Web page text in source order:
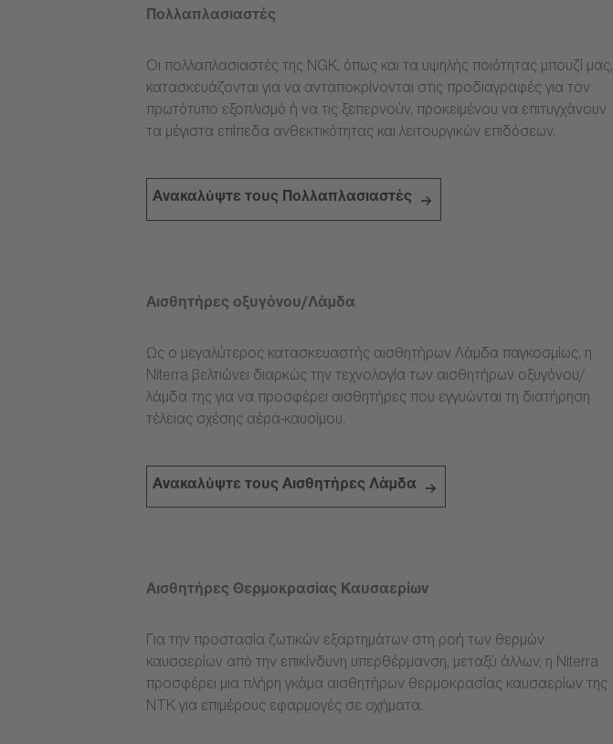
Πολλαπλασιαστές
Οι πολλαπλασιαστές της NGK, όπως και τα υψηλής ποιότητας μπουζί μας,
κατασκευάζονται για να ανταποκρίνονται στις προδιαγραφές για τον
πρωτότυπο εξοπλισμό ή να τις ξεπερνούν, προκειμένου να επιτυγχάνουν
τα μέγιστα επίπεδα ανθεκτικότητας και λειτουργικών επιδόσεων.
Ανακαλύψτε τους Πολλαπλασιαστές
Αισθητήρες οξυγόνου/Λάμδα
Ως ο μεγαλύτερος κατασκευαστής αισθητήρων Λάμδα παγκοσμίως, η
Niterra βελτιώνει διαρκώς την τεχνολογία των αισθητήρων οξυγόνου/
λάμδα της για να προσφέρει αισθητήρες που εγγυώνται τη διατήρηση
τέλειας σχέσης αέρα-καυσίμου.
Ανακαλύψτε τους Αισθητήρες Λάμδα
Αισθητήρες Θερμοκρασίας Καυσαερίων
Για την προστασία ζωτικών εξαρτημάτων στη ροή των θερμών
καυσαερίων από την επικίνδυνη υπερθέρμανση, μεταξύ άλλων, η Niterra
προσφέρει μια πλήρη γκάμα αισθητήρων θερμοκρασίας καυσαερίων της
NTK για επιμέρους εφαρμογές σε οχήματα.